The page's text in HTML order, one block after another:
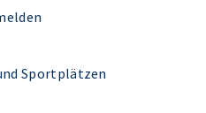
Sportplätzen